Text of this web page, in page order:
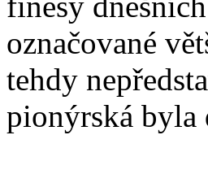
označované
tehdy
pionýrská byla